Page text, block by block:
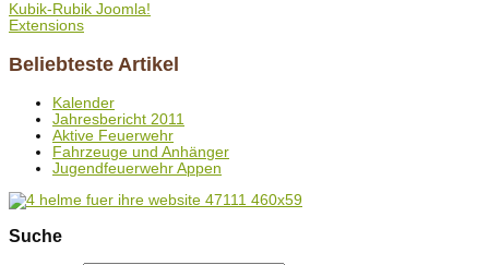
Kubik-Rubik Joomla!
Extensions
Beliebteste Artikel
Kalender
Jahresbericht 2011
Aktive Feuerwehr
Fahrzeuge und Anhänger
Jugendfeuerwehr Appen
Suche